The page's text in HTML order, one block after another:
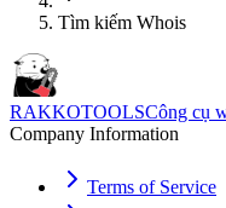
Tìm kiếm Whois
RAKKOTOOLSCông cụ
Company Information
Terms of Service